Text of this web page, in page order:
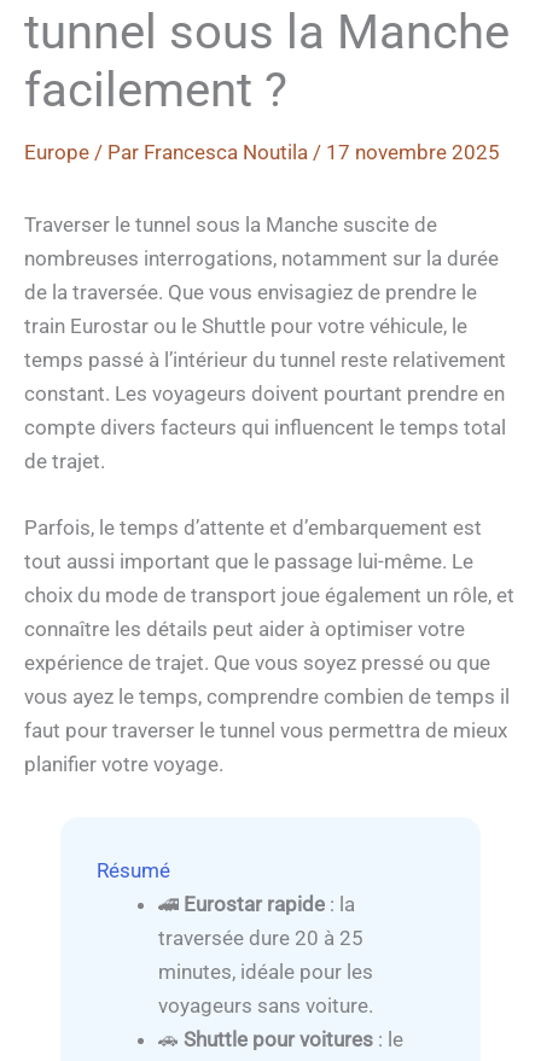
tunnel sous la Manche
facilement ?
Europe / Par Francesca Noutila / 17 novembre 2025
Traverser le tunnel sous la Manche suscite de
nombreuses interrogations, notamment sur la durée
de la traversée. Que vous envisagiez de prendre le
train Eurostar ou le Shuttle pour votre véhicule, le
temps passé à l’intérieur du tunnel reste relativement
constant. Les voyageurs doivent pourtant prendre en
compte divers facteurs qui influencent le temps total
de trajet.
Parfois, le temps d’attente et d’embarquement est
tout aussi important que le passage lui-même. Le
choix du mode de transport joue également un rôle, et
connaître les détails peut aider à optimiser votre
expérience de trajet. Que vous soyez pressé ou que
vous ayez le temps, comprendre combien de temps il
faut pour traverser le tunnel vous permettra de mieux
planifier votre voyage.
Résumé
🚄 Eurostar rapide : la
traversée dure 20 à 25
minutes, idéale pour les
voyageurs sans voiture.
🚗 Shuttle pour voitures : le